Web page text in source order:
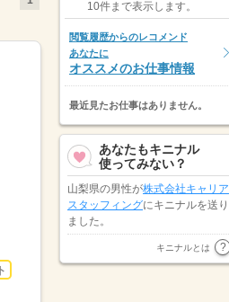
10件まで表示します。
閲覧履歴からのレコメンド
あなたに
オススメのお仕事情報
最近見たお仕事はありません。
あなたもキニナル
使ってみない？
山梨県の男性が株式会社キャリア
スタッフィングにキニナルを送り
ました。
株式会社H4にキ
ニナルを送りました。
キニナルとは